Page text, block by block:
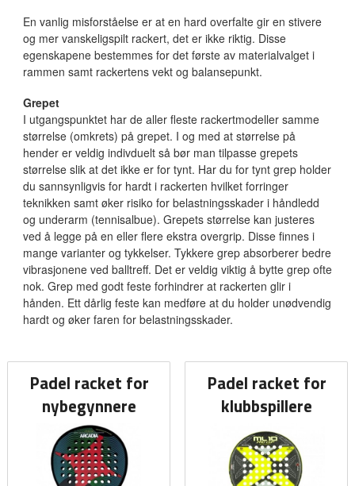
En vanlig misforståelse er at en hard overfalte gir en stivere
og mer vanskeligspilt rackert, det er ikke riktig. Disse
egenskapene bestemmes for det første av materialvalget i
rammen samt rackertens vekt og balansepunkt.
Grepet
I utgangspunktet har de aller fleste rackertmodeller samme
størrelse (omkrets) på grepet. I og med at størrelse på
hender er veldig indivduelt så bør man tilpasse grepets
størrelse slik at det ikke er for tynt. Har du for tynt grep holder
du sannsynligvis for hardt i rackerten hvilket forringer
teknikken samt øker risiko for belastningsskader i håndledd
og underarm (tennisalbue). Grepets størrelse kan justeres
ved å legge på en eller flere ekstra overgrip. Disse finnes i
mange varianter og tykkelser. Tykkere grep absorberer bedre
vibrasjonene ved balltreff. Det er veldig viktig å bytte grep ofte
nok. Grep med godt feste forhindrer at rackerten glir i
hånden. Ett dårlig feste kan medføre at du holder unødvendig
hardt og øker faren for belastningsskader.
Padel racket for
nybegynnere
Padel racket for
klubbspillere